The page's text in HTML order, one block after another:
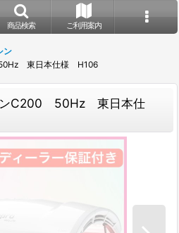
商品検索 ご利用案内
ン
東日本仕様 H106
ンC200 50Hz 東日本仕